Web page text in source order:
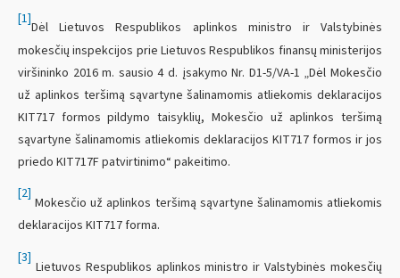
[1]
Dėl Lietuvos Respublikos aplinkos ministro ir Valstybinės
mokesčių inspekcijos prie Lietuvos Respublikos finansų ministerijos
viršininko 2016 m. sausio 4 d. įsakymo Nr. D1-5/VA-1 „Dėl Mokesčio
už aplinkos teršimą sąvartyne šalinamomis atliekomis deklaracijos
KIT717 formos pildymo taisyklių, Mokesčio už aplinkos teršimą
sąvartyne šalinamomis atliekomis deklaracijos KIT717 formos ir jos
priedo KIT717F patvirtinimo“ pakeitimo.
[2]
Mokesčio už aplinkos teršimą sąvartyne šalinamomis atliekomis
deklaracijos KIT717 forma.
[3]
Lietuvos Respublikos aplinkos ministro ir Valstybinės mokesčių